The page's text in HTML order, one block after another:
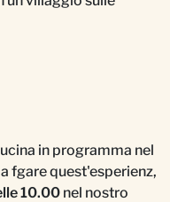
in programma nel
fgare quest'esperienz,
10.00 nel nostro